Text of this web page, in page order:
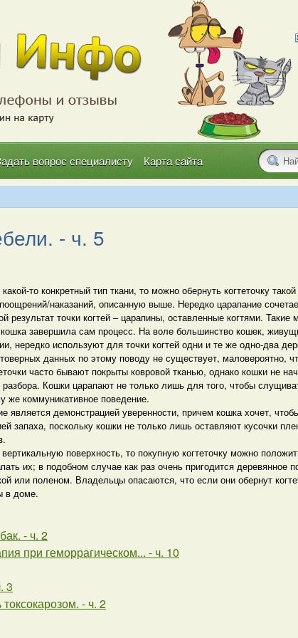
вопрос специалисту Карта сайта
- ч. 5
то конкретный тип ткани, то можно обернуть когтеточку
наказаний, описанную выше. Нередко царапание
результат точки когтей – царапины, оставленные когтями. Такие
кошка завершила сам процесс. На воле большинство кошек,
нередко используют для точки когтей одни и те же одно-два
данных по этому поводу не существует, маловероятно,
часто бывают покрыты ковровой тканью, однако кошки не
Кошки царапают не только лишь для того, чтобы
же коммуникативное поведение.
является демонстрацией уверенности, причем кошка хочет,
запаха, поскольку кошки не только лишь оставляют кусочки
поверхность, то покупную когтеточку можно
их; в подобном случае как раз очень пригодится деревянное
или поленом. Владельцы опасаются, что если они обернут
в доме.
- ч. 2
при геморрагическом... - ч. 10
3
- ч. 2